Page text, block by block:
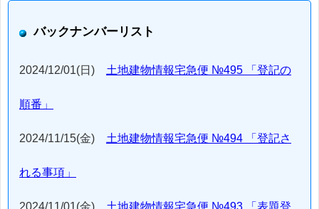
バックナンバーリスト
2024/12/01(日) 土地建物情報宅急便 №495 「登記の
順番」
2024/11/15(金) 土地建物情報宅急便 №494 「登記さ
れる事項」
2024/11/01(金) 土地建物情報宅急便 №493 「表題登